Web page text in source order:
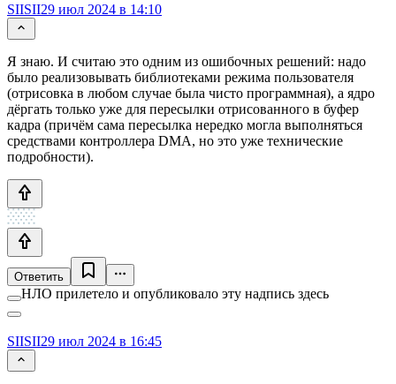
SIISII29 июл 2024 в 14:10
Я знаю. И считаю это одним из ошибочных решений: надо
было реализовывать библиотеками режима пользователя
(отрисовка в любом случае была чисто программная), а ядро
дёргать только уже для пересылки отрисованного в буфер
кадра (причём сама пересылка нередко могла выполняться
средствами контроллера DMA, но это уже технические
подробности).
Ответить
НЛО прилетело и опубликовало эту надпись здесь
SIISII29 июл 2024 в 16:45